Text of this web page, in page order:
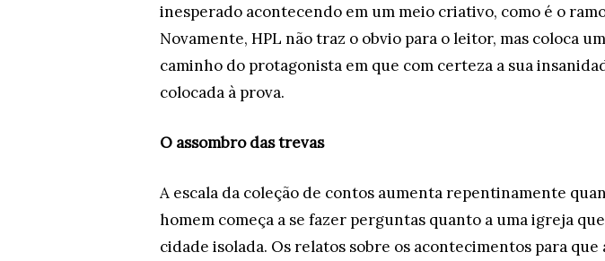
inesperado acontecendo em um meio criativo, como é o
Novamente, HPL não traz o obvio para o leitor, mas coloca
caminho do protagonista em que com certeza a sua
colocada à prova.
O assombro das trevas
A escala da coleção de contos aumenta repentinamente
homem começa a se fazer perguntas quanto a uma igreja
cidade isolada. Os relatos sobre os acontecimentos para que